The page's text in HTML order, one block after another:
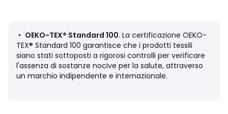
• Altezza balza 30 cm per materassi spessi
Nel corso delle stagioni, aggiungi il tuo tocco personale
mixando la gamma Soizic con la nostra gamma tinta unita
Scenario.
• OEKO-TEX® Standard 100. La certificazione OEKO-
TEX® Standard 100 garantisce che i prodotti tessili
siano stati sottoposti a rigorosi controlli per verificare
l'assenza di sostanze nocive per la salute, attraverso
un marchio indipendente e internazionale.